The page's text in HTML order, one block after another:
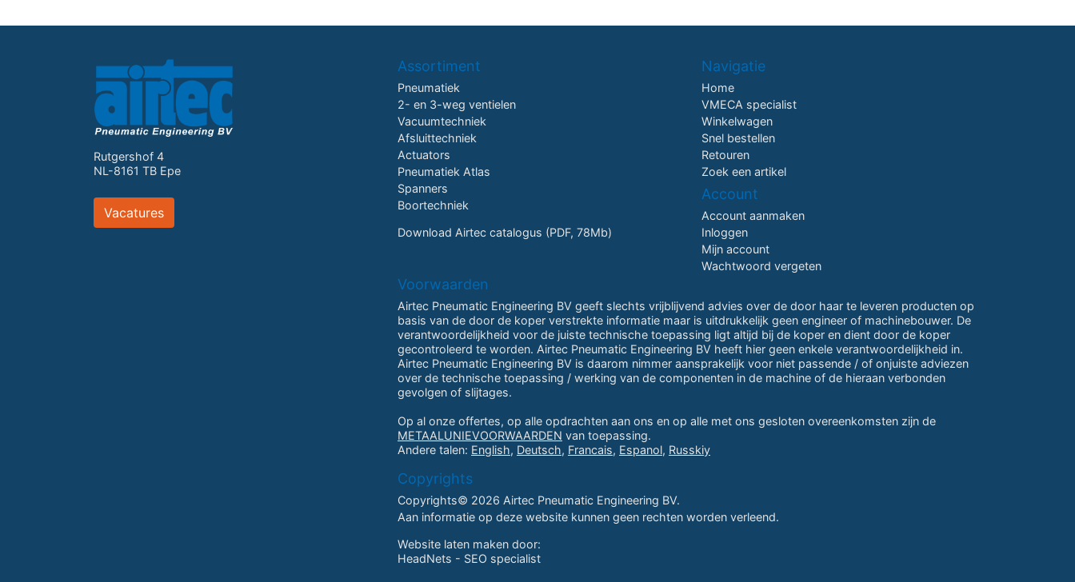
Rutgershof 4
NL-8161 TB Epe
Vacatures
Assortiment
Pneumatiek
2- en 3-weg ventielen
Vacuumtechniek
Afsluittechniek
Actuators
Pneumatiek Atlas
Spanners
Boortechniek
Download Airtec catalogus (PDF, 78Mb)
Navigatie
Home
VMECA specialist
Winkelwagen
Snel bestellen
Retouren
Zoek een artikel
Account
Account aanmaken
Inloggen
Mijn account
Wachtwoord vergeten
Voorwaarden
Airtec Pneumatic Engineering BV geeft slechts vrijblijvend advies over de door haar te leveren producten op
basis van de door de koper verstrekte informatie maar is uitdrukkelijk geen engineer of machinebouwer. De
verantwoordelijkheid voor de juiste technische toepassing ligt altijd bij de koper en dient door de koper
gecontroleerd te worden. Airtec Pneumatic Engineering BV heeft hier geen enkele verantwoordelijkheid in.
Airtec Pneumatic Engineering BV is daarom nimmer aansprakelijk voor niet passende / of onjuiste adviezen
over de technische toepassing / werking van de componenten in de machine of de hieraan verbonden
gevolgen of slijtages.
Op al onze offertes, op alle opdrachten aan ons en op alle met ons gesloten overeenkomsten zijn de
METAALUNIEVOORWAARDEN van toepassing.
Andere talen: English, Deutsch, Francais, Espanol, Russkiy
Copyrights
Copyrights© 2026 Airtec Pneumatic Engineering BV.
Aan informatie op deze website kunnen geen rechten worden verleend.
Website laten maken door:
HeadNets - SEO specialist